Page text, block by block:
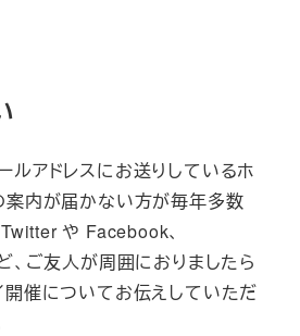
ルアドレスにお送りしているホ
案内が届かない方が毎年多数
や Facebook、
、ご友人が周囲におりましたら
開催についてお伝えしていただ